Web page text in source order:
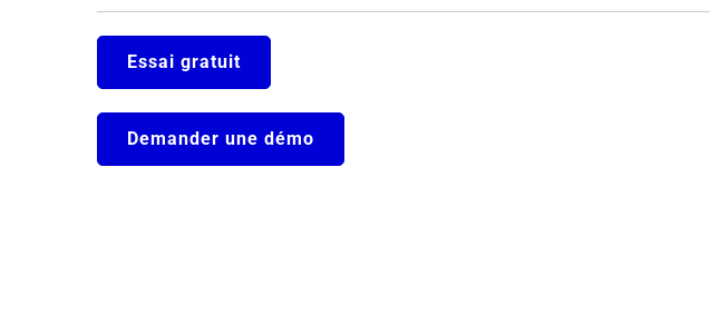
Essai gratuit
Demander une démo